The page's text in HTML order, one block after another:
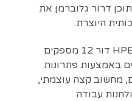
דרור גלוברמן את
היוצרת.
שרתי HPE ProLiant Compute דור 12 מספקים
באמצעות פתרונות
מחשוב קצה עוצמתי,
עבודה